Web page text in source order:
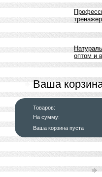
оптом и
Ваша
Товаров:
На сумму:
Ваша корзина пуста
оформить заказ